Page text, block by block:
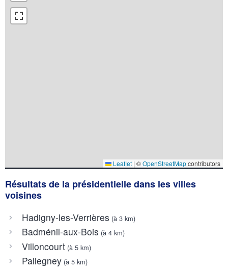
Leaflet | ©OpenStreetMapcontributors
Résultats de la présidentielle dans les villes
voisines
Hadigny-les-Verrières (à 3 km)
Badménil-aux-Bois (à 4 km)
Villoncourt(à 5 km)
Pallegney(à 5 km)